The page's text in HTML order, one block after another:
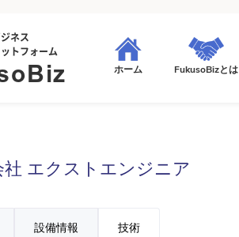
ネス
トフォーム
ホーム FukusoBizとは
社 エクストエンジニア
設備情報 技術